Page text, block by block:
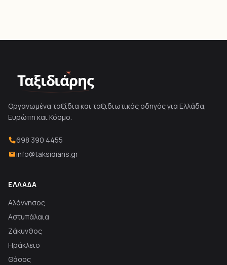
Ταξιδιάρης
Οργανωμένα ταξίδια και ταξιδιωτικός οδηγός για Ελλάδα,
Ευρώπη και Κόσμο.
698 390 4455
info@taksidiaris.gr
ΕΛΛΆΔΑ
Αλόννησος
Αστυπάλαια
Ζάκυνθος
Ηράκλειο
Θάσος